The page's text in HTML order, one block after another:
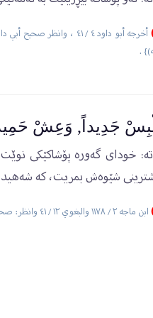
.
جَدِيداً, وَعِشْ
خودای گەورە پۆشاکێکی
شێوەش بمریت، کە
ابن ماجه ٢ / ١١٧٨ والبغوي ١٢ / ٤١ وانظر: صحيح ابن ماجه ٢ / ٢٧٥ {وصحابي الحديث هو عبد الله بن عمر بن الخطاب (رضي الله عنهما)}.